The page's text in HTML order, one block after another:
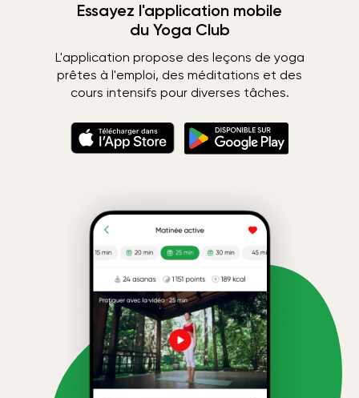
Essayez l'application mobile
du Yoga Club
L'application propose des leçons de yoga
prêtes à l'emploi, des méditations et des
cours intensifs pour diverses tâches.